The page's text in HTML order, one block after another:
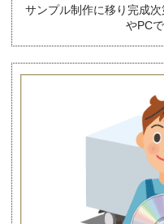
サンプル制作に移り完成
やPC